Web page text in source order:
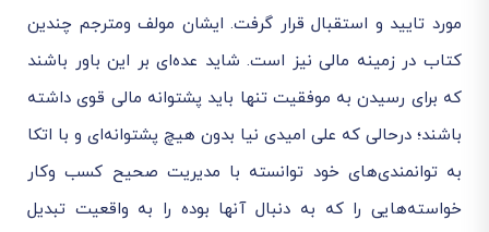
مورد تایید و استقبال قرار گرفت. ایشان مولف ومترجم چندین
کتاب در زمینه مالی نیز است. شاید عده‌ای بر این باور باشند
که برای رسیدن به موفقیت تنها باید پشتوانه مالی قوی داشته
باشند؛ درحالی که علی امیدی نیا بدون هیچ پشتوانه‌ای و با اتکا
به توانمندی‌های خود توانسته با مدیریت صحیح کسب وکار
خواسته‌هایی را که به دنبال آنها بوده را به واقعیت تبدیل